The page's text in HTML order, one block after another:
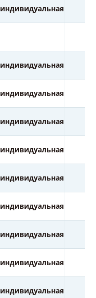
индивидуальная
индивидуальная
индивидуальная
индивидуальная
индивидуальная
индивидуальная
индивидуальная
индивидуальная
индивидуальная
индивидуальная